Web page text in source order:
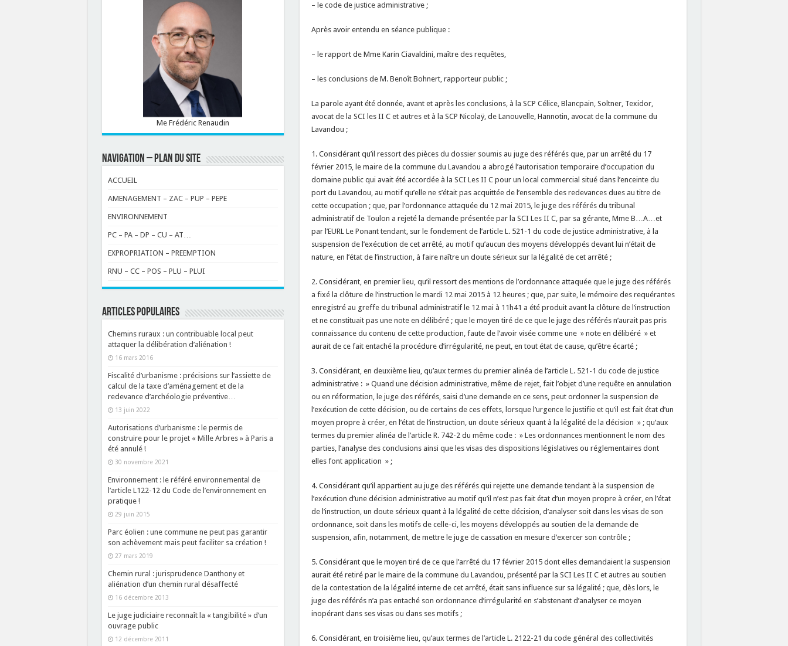
– le code de justice administrative ;
Après avoir entendu en séance publique :
– le rapport de Mme Karin Ciavaldini, maître des requêtes,
– les conclusions de M. Benoît Bohnert, rapporteur public ;
La parole ayant été donnée, avant et après les conclusions, à la SCP Célice, Blancpain, Soltner, Texidor,
avocat de la SCI les II C et autres et à la SCP Nicolaÿ, de Lanouvelle, Hannotin, avocat de la commune du
Lavandou ;
1. Considérant qu’il ressort des pièces du dossier soumis au juge des référés que, par un arrêté du 17
février 2015, le maire de la commune du Lavandou a abrogé l’autorisation temporaire d’occupation du
domaine public qui avait été accordée à la SCI Les II C pour un local commercial situé dans l’enceinte du
port du Lavandou, au motif qu’elle ne s’était pas acquittée de l’ensemble des redevances dues au titre de
cette occupation ; que, par l’ordonnance attaquée du 12 mai 2015, le juge des référés du tribunal
administratif de Toulon a rejeté la demande présentée par la SCI Les II C, par sa gérante, Mme B…A…et
par l’EURL Le Ponant tendant, sur le fondement de l’article L. 521-1 du code de justice administrative, à la
suspension de l’exécution de cet arrêté, au motif qu’aucun des moyens développés devant lui n’était de
nature, en l’état de l’instruction, à faire naître un doute sérieux sur la légalité de cet arrêté ;
2. Considérant, en premier lieu, qu’il ressort des mentions de l’ordonnance attaquée que le juge des référés
a fixé la clôture de l’instruction le mardi 12 mai 2015 à 12 heures ; que, par suite, le mémoire des requérantes
enregistré au greffe du tribunal administratif le 12 mai à 11h41 a été produit avant la clôture de l’instruction
et ne constituait pas une note en délibéré ; que le moyen tiré de ce que le juge des référés n’aurait pas pris
connaissance du contenu de cette production, faute de l’avoir visée comme une » note en délibéré » et
aurait de ce fait entaché la procédure d’irrégularité, ne peut, en tout état de cause, qu’être écarté ;
3. Considérant, en deuxième lieu, qu’aux termes du premier alinéa de l’article L. 521-1 du code de justice
administrative : » Quand une décision administrative, même de rejet, fait l’objet d’une requête en annulation
ou en réformation, le juge des référés, saisi d’une demande en ce sens, peut ordonner la suspension de
l’exécution de cette décision, ou de certains de ces effets, lorsque l’urgence le justifie et qu’il est fait état d’un
moyen propre à créer, en l’état de l’instruction, un doute sérieux quant à la légalité de la décision » ; qu’aux
termes du premier alinéa de l’article R. 742-2 du même code : » Les ordonnances mentionnent le nom des
parties, l’analyse des conclusions ainsi que les visas des dispositions législatives ou réglementaires dont
elles font application » ;
4. Considérant qu’il appartient au juge des référés qui rejette une demande tendant à la suspension de
l’exécution d’une décision administrative au motif qu’il n’est pas fait état d’un moyen propre à créer, en l’état
de l’instruction, un doute sérieux quant à la légalité de cette décision, d’analyser soit dans les visas de son
ordonnance, soit dans les motifs de celle-ci, les moyens développés au soutien de la demande de
suspension, afin, notamment, de mettre le juge de cassation en mesure d’exercer son contrôle ;
5. Considérant que le moyen tiré de ce que l’arrêté du 17 février 2015 dont elles demandaient la suspension
aurait été retiré par le maire de la commune du Lavandou, présenté par la SCI Les II C et autres au soutien
de la contestation de la légalité interne de cet arrêté, était sans influence sur sa légalité ; que, dès lors, le
juge des référés n’a pas entaché son ordonnance d’irrégularité en s’abstenant d’analyser ce moyen
inopérant dans ses visas ou dans ses motifs ;
6. Considérant, en troisième lieu, qu’aux termes de l’article L. 2122-21 du code général des collectivités
Me Frédéric Renaudin
NAVIGATION – PLAN DU SITE
ACCUEIL
AMENAGEMENT – ZAC – PUP – PEPE
ENVIRONNEMENT
PC – PA – DP – CU – AT…
EXPROPRIATION – PREEMPTION
RNU – CC – POS – PLU – PLUI
ARTICLES POPULAIRES
Chemins ruraux : un contribuable local peut
attaquer la délibération d’aliénation !
16 mars 2016
Fiscalité d’urbanisme : précisions sur l’assiette de
calcul de la taxe d’aménagement et de la
redevance d’archéologie préventive…
13 juin 2022
Autorisations d’urbanisme : le permis de
construire pour le projet « Mille Arbres » à Paris a
été annulé !
30 novembre 2021
Environnement : le référé environnemental de
l’article L122-12 du Code de l’environnement en
pratique !
29 juin 2015
Parc éolien : une commune ne peut pas garantir
son achèvement mais peut faciliter sa création !
27 mars 2019
Chemin rural : jurisprudence Danthony et
aliénation d’un chemin rural désaffecté
16 décembre 2013
Le juge judiciaire reconnaît la « tangibilité » d’un
ouvrage public
12 décembre 2011